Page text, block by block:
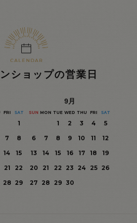
ショップの営業日
FRI SAT
1
7
8
14
15
21
22
28 29
9月
SUN MON TUE WED THU FRI SAT
1 2 3 4
5
6
7 8 9 10 11
12
13
14 15 16 17 18
19
20
21 22 23 24 25
26
27 28 29 30